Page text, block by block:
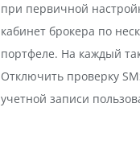
при первичной
кабинет брокера по
портфеле. На каждый
Отключить проверку
учетной записи